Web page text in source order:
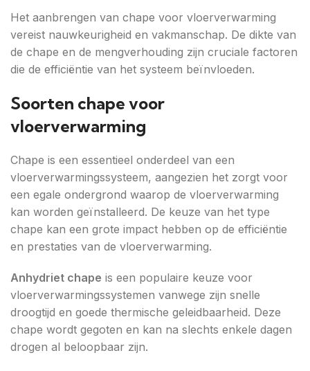
Het aanbrengen van chape voor vloerverwarming
vereist nauwkeurigheid en vakmanschap. De dikte van
de chape en de mengverhouding zijn cruciale factoren
die de efficiëntie van het systeem beïnvloeden.
Soorten chape voor
vloerverwarming
Chape is een essentieel onderdeel van een
vloerverwarmingssysteem, aangezien het zorgt voor
een egale ondergrond waarop de vloerverwarming
kan worden geïnstalleerd. De keuze van het type
chape kan een grote impact hebben op de efficiëntie
en prestaties van de vloerverwarming.
Anhydriet chape is een populaire keuze voor
vloerverwarmingssystemen vanwege zijn snelle
droogtijd en goede thermische geleidbaarheid. Deze
chape wordt gegoten en kan na slechts enkele dagen
drogen al beloopbaar zijn.